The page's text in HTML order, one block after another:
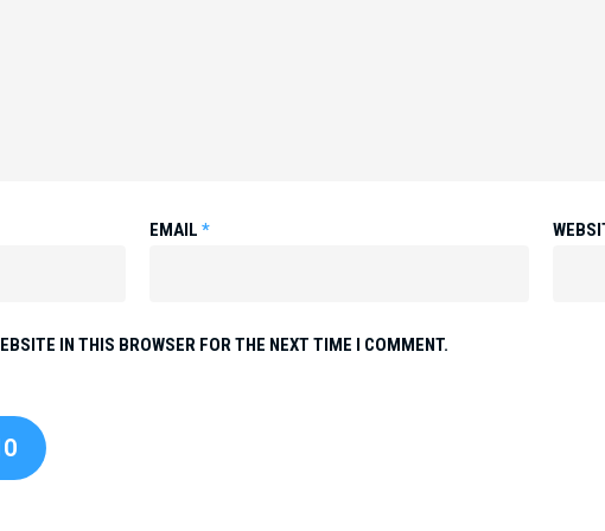
EMAIL *
IN THIS BROWSER FOR THE NEXT TIME I COMMENT.